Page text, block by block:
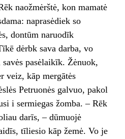
naožmėrštė, kon mamatė
naprasėdiek so
dontūm naruodīk
dėrbk sava darba, vo
pasėlaikīk. Žėnuok,
veiz, kāp mergātės
Petruonės galvuo, pakol
i sermiegas žomba. – Rēk
darīs, – dūmuojė
tīliesio kāp žemė. Vo je